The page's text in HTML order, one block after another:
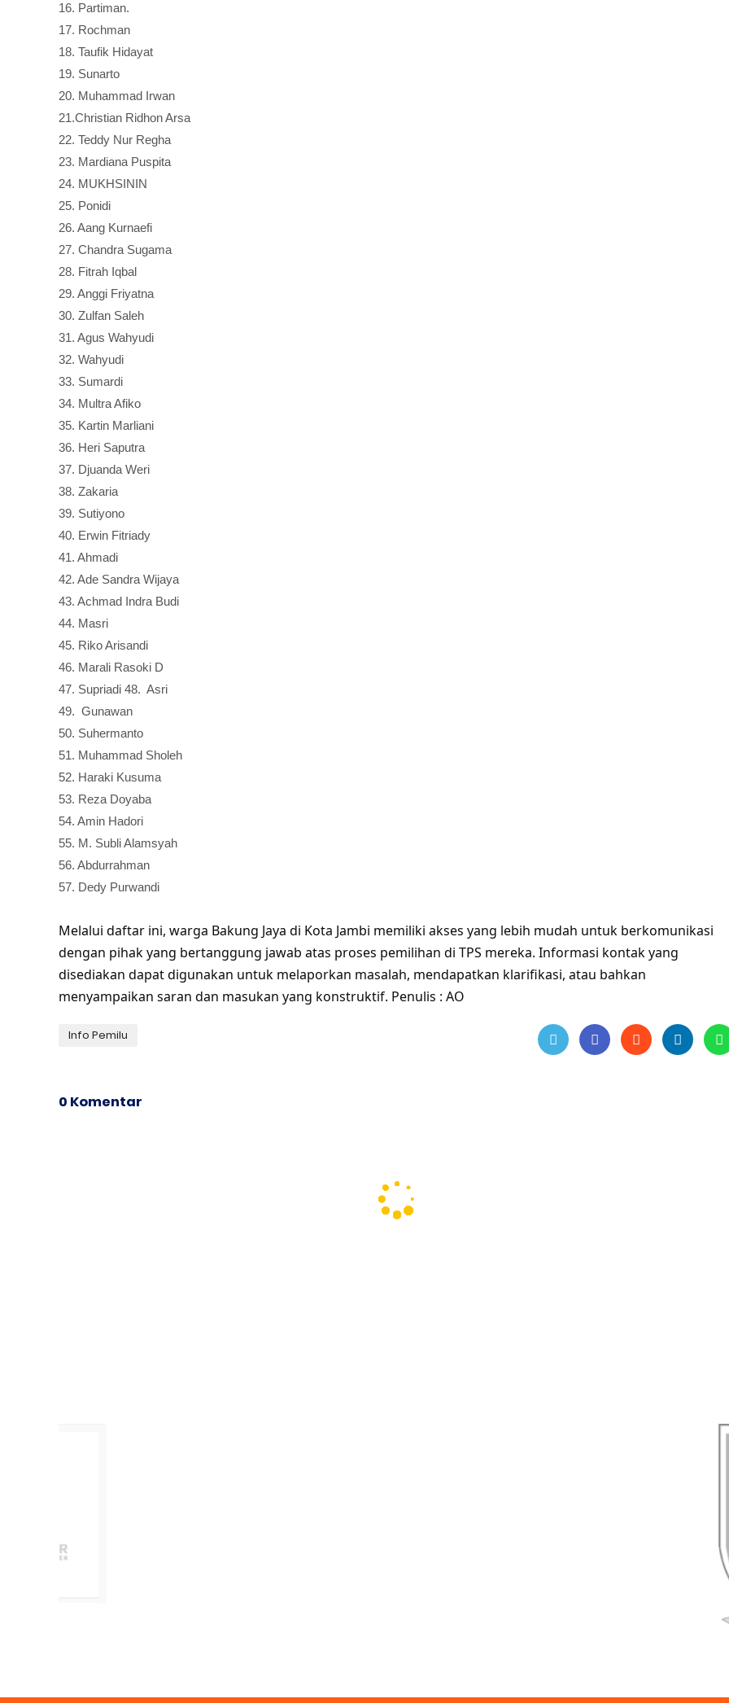
16. Partiman.
17. Rochman
18. Taufik Hidayat
19. Sunarto
20. Muhammad Irwan
21.Christian Ridhon Arsa
22. Teddy Nur Regha
23. Mardiana Puspita
24. MUKHSININ
25. Ponidi
26. Aang Kurnaefi
27. Chandra Sugama
28. Fitrah Iqbal
29. Anggi Friyatna
30. Zulfan Saleh
31. Agus Wahyudi
32. Wahyudi
33. Sumardi
34. Multra Afiko
35. Kartin Marliani
36. Heri Saputra
37. Djuanda Weri
38. Zakaria
39. Sutiyono
40. Erwin Fitriady
41. Ahmadi
42. Ade Sandra Wijaya
43. Achmad Indra Budi
44. Masri
45. Riko Arisandi
46. Marali Rasoki D
47. Supriadi 48. Asri
49. Gunawan
50. Suhermanto
51. Muhammad Sholeh
52. Haraki Kusuma
53. Reza Doyaba
54. Amin Hadori
55. M. Subli Alamsyah
56. Abdurrahman
57. Dedy Purwandi
Melalui daftar ini, warga Bakung Jaya di Kota Jambi memiliki akses yang lebih mudah untuk berkomunikasi
dengan pihak yang bertanggung jawab atas proses pemilihan di TPS mereka. Informasi kontak yang
disediakan dapat digunakan untuk melaporkan masalah, mendapatkan klarifikasi, atau bahkan
menyampaikan saran dan masukan yang konstruktif. Penulis : AO
Info Pemilu
0 Komentar